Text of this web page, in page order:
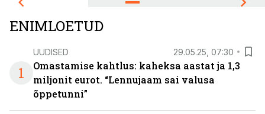
ENIMLOETUD
1
UUDISED 29.05.25, 07:30
Omastamise kahtlus: kaheksa aastat ja 1,3
miljonit eurot. “Lennujaam sai valusa
õppetunni”